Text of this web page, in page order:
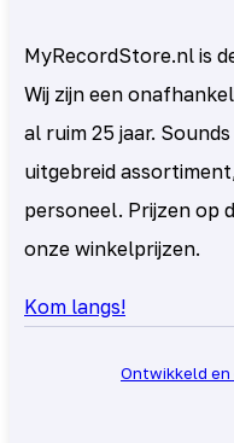
MyRecordStore.nl is
Wij zijn een
al ruim 25 jaar.
uitgebreid
personeel. Prijzen op
onze winkelprijzen.
Kom langs!
Ontwikkeld